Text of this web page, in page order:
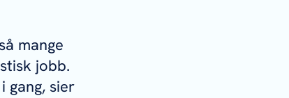
mange
jobb.
gang, sier